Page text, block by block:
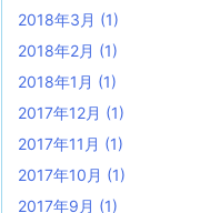
2018年3月 (1)
2018年2月 (1)
2018年1月 (1)
2017年12月 (1)
2017年11月 (1)
2017年10月 (1)
2017年9月 (1)